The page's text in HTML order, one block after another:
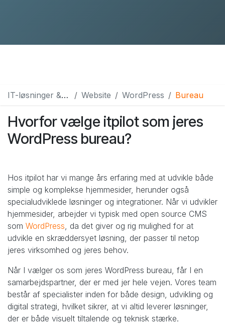
IT-løsninger & services Website WordPress Bureau
Hvorfor vælge itpilot som jeres
WordPress bureau?
Hos itpilot har vi mange års erfaring med at udvikle både
simple og komplekse hjemmesider, herunder også
specialudviklede løsninger og integrationer. Når vi udvikler
hjemmesider, arbejder vi typisk med open source CMS
som WordPress, da det giver og rig mulighed for at
udvikle en skræddersyet løsning, der passer til netop
jeres virksomhed og jeres behov.
Når I vælger os som jeres WordPress bureau, får I en
samarbejdspartner, der er med jer hele vejen. Vores team
består af specialister inden for både design, udvikling og
digital strategi, hvilket sikrer, at vi altid leverer løsninger,
der er både visuelt tiltalende og teknisk stærke.